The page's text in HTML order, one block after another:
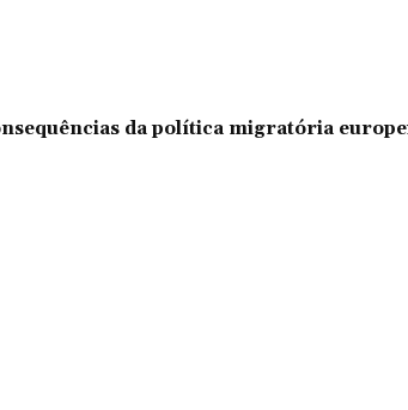
da política migratória